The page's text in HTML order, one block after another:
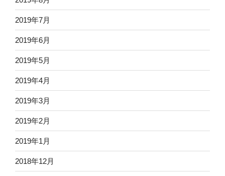
2019年7月
2019年6月
2019年5月
2019年4月
2019年3月
2019年2月
2019年1月
2018年12月